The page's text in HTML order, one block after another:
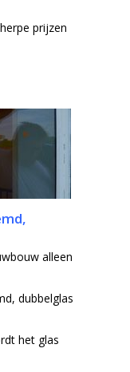
prijzen
alleen
dubbelglas
het glas